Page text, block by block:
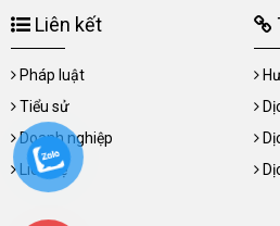
Liên kết
Pháp luật
Tiểu sử
Doanh nghiệp
Liên hệ